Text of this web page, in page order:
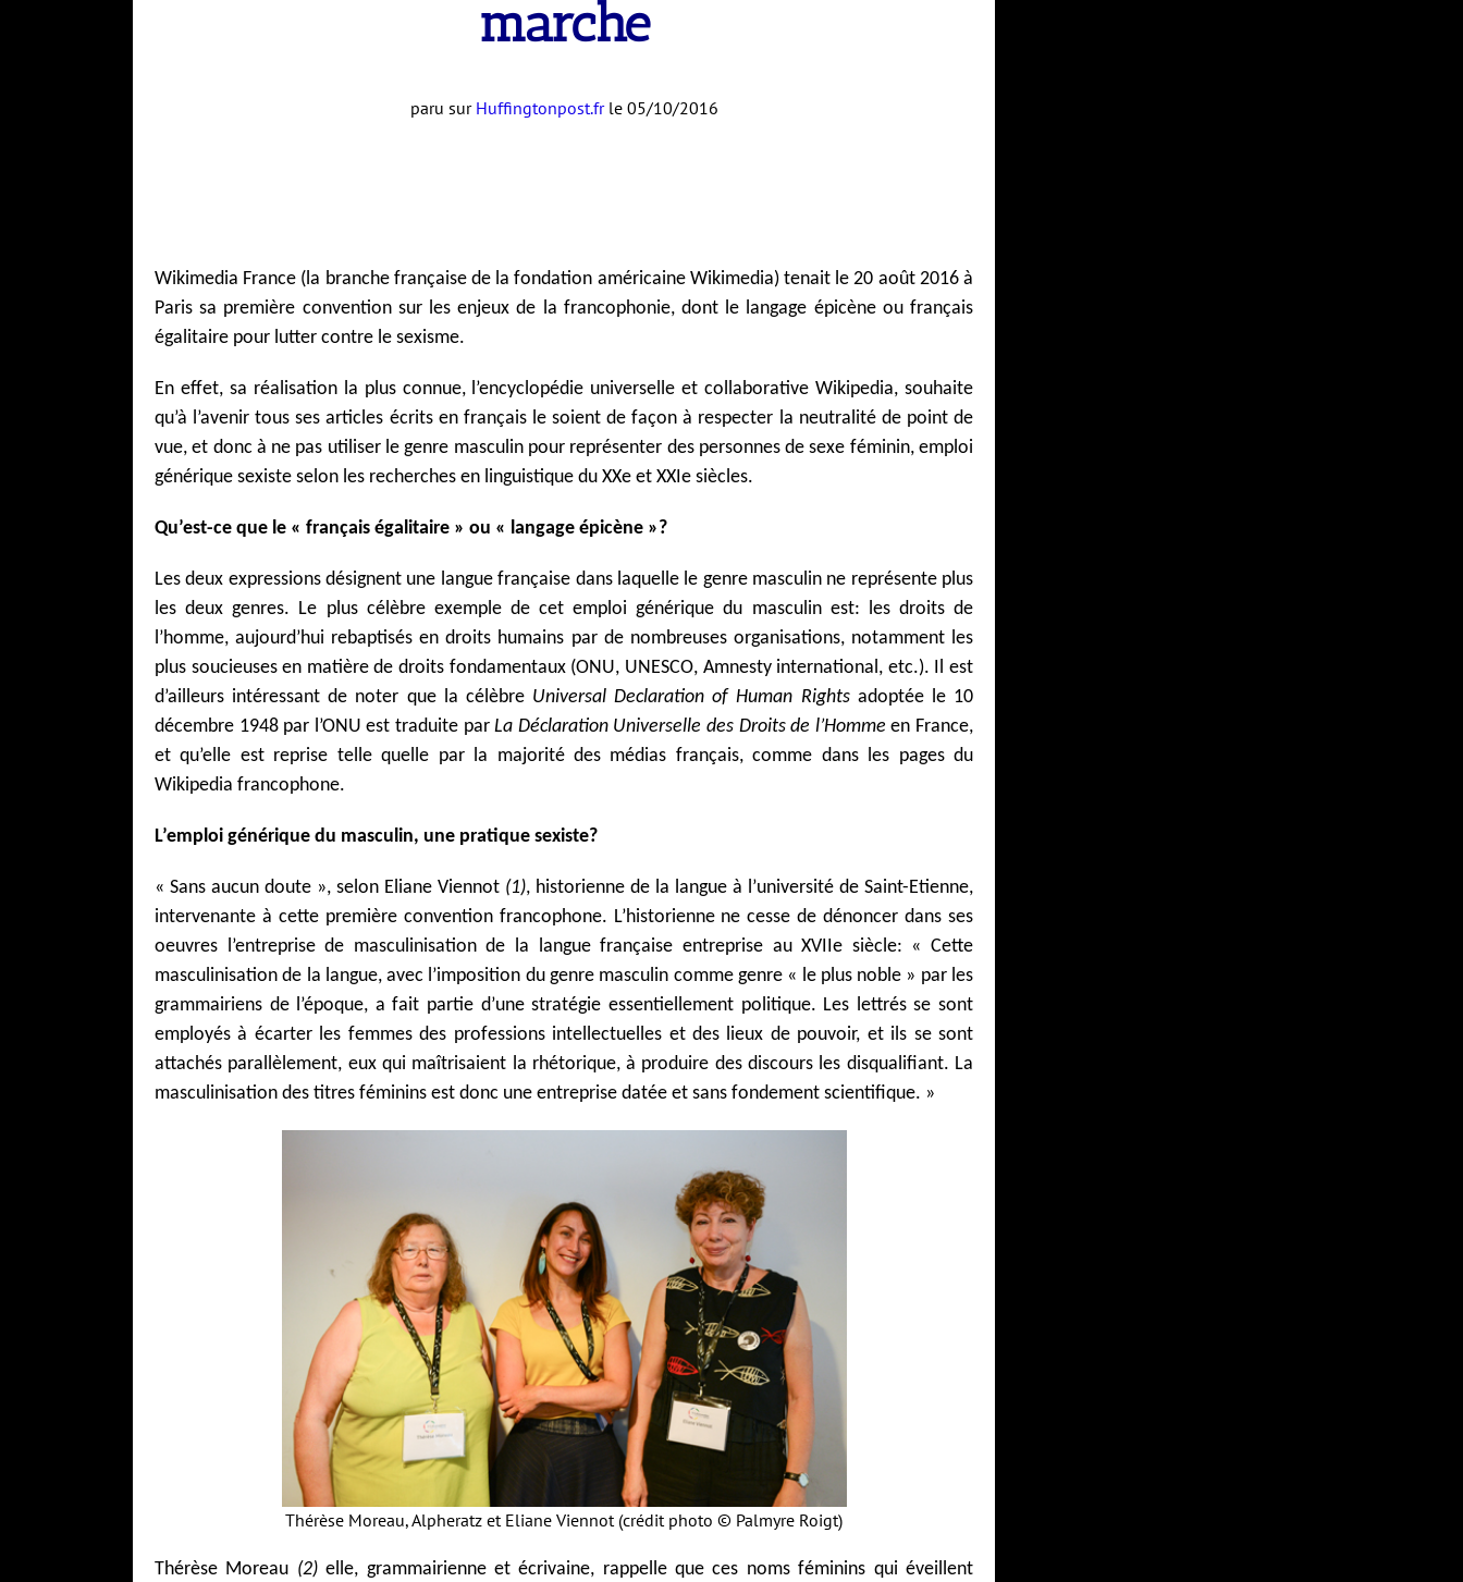
marche
paru sur Huffingtonpost.frle 05/10/2016
Wikimedia France (la branche française de la fondation américaine Wikimedia) tenait le 20 août 2016 à
Paris sa première convention sur les enjeux de la francophonie, dont le langage épicène ou français
égalitaire pour lutter contre le sexisme.
En effet, sa réalisation la plus connue, l’encyclopédie universelle et collaborative Wikipedia, souhaite
qu’à l’avenir tous ses articles écrits en français le soient de façon à respecter la neutralité de point de
vue, et donc à ne pas utiliser le genre masculin pour représenter des personnes de sexe féminin, emploi
générique sexiste selon les recherches en linguistique du XXe et XXIe siècles.
Qu’est-ce que le « français égalitaire » ou « langage épicène »?
Les deux expressions désignent une langue française dans laquelle le genre masculin ne représente plus
les deux genres. Le plus célèbre exemple de cet emploi générique du masculin est: les droits de
l’homme, aujourd’hui rebaptisés en droits humains par de nombreuses organisations, notamment les
plus soucieuses en matière de droits fondamentaux (ONU, UNESCO, Amnesty international, etc.). Il est
d’ailleurs intéressant de noter que la célèbre Universal Declaration of Human Rightsadoptée le 10
décembre 1948 par l’ONU est traduite parLa Déclaration Universelle des Droits de l’Homme en France,
et qu’elle est reprise telle quelle par la majorité des médias français, comme dans les pages du
Wikipedia francophone.
L’emploi générique du masculin, une pratique sexiste?
« Sans aucun doute », selon Eliane Viennot (1), historienne de la langue à l’université de Saint-Etienne,
intervenante à cette première convention francophone. L’historienne ne cesse de dénoncer dans ses
oeuvres l’entreprise de masculinisation de la langue française entreprise au XVIIe siècle: « Cette
masculinisation de la langue, avec l’imposition du genre masculin comme genre « le plus noble » par les
grammairiens de l’époque, a fait partie d’une stratégie essentiellement politique. Les lettrés se sont
employés à écarter les femmes des professions intellectuelles et des lieux de pouvoir, et ils se sont
attachés parallèlement, eux qui maîtrisaient la rhétorique, à produire des discours les disqualifiant. La
masculinisation des titres féminins est donc une entreprise datée et sans fondement scientifique. »
Thérèse Moreau, Alpheratz et Eliane Viennot (crédit photo © Palmyre Roigt)
Thérèse Moreau (2)elle, grammairienne et écrivaine, rappelle que ces noms féminins qui éveillent